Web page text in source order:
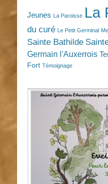
Jeunes La Paroisse La
du curé Le Petit Germinal
Sainte Bathilde
Germain l'Auxerrois
Fort Témoignage